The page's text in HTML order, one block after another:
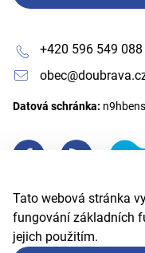
Tato webová stránka
fungování základních
jejich použitím.
+420 596 549 088
Datová schránka: n9hbens